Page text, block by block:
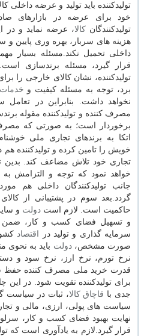
تولیدكننده باید تولید و عرضه داخلی
خود برای عرضه در بازارهای
تولیدكنندگانكالا، عرضه نماید و در
هزینه های سربار، بهره وری پایین
داخلی تحمیل نكند.مسئله بسیار
قرار گیرد، مسئله برندسازی
تولیدكننده، نشان كالای خارجی را
برد، توجه به مسئله كیفیت و خدمات
نخواهد داشت. بنابراین در تعامل
مصرف كننده و تولیدكننده مقوله
برخوردار است؛ به صورتی كه
اتكا به برندهای تجاری ملی
خویش را تامین كرده و تولیدكننده
تجاری خود تلاش مضاعف كند.
خواهد نمود كه توجه و التزامش به
جانب تولیدكنندگان داخلی هم
گردد.بعد سوم در پشتیبانی از
حاكمیت است. لازم است دولت و
و تسهیل فضای كسب و كار، ضمن
سرمایه گذاری و تولید در
اقتصاد
صورت مشخص،دولت باید به نحوی
نرخ تورم، نرخ ارز، نرخ سود و
قدرت خرید ملی مصرف كننده حفظ
برای تولیدكننده تقویت شود. در این
جدی با قاچاق كالا، ثبات در سیاست
سیاست های پولی، ارزی، مالی و
نهایت بهبود فضای كسب و كار،
قرار گیرد.لازم به یادآوری است كه